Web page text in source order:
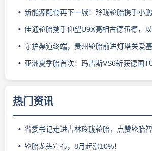
新能源配套再下一城！玲珑轮胎携手小
佳通轮胎携手仰望U9X亮相古德伍德，以轮
守护渠道终端，贵州轮胎前进灯塔关爱基金
亚洲夏季胎首次！玛吉斯VS6斩获德国
热门资讯
省委书记走进吉林玲珑轮胎，点赞轮胎
轮胎龙头宣布，8月起涨10%！